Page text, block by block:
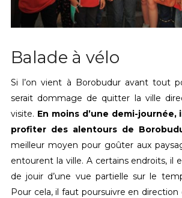
Balade à vélo
Si l’on vient à Borobudur avant tout
serait dommage de quitter la ville
visite. En moins d’une demi-
profiter des alentours de
meilleur moyen pour goûter aux
entourent la ville. A certains endroits, il
de jouir d’une vue partielle sur le
Pour cela, il faut poursuivre en direction